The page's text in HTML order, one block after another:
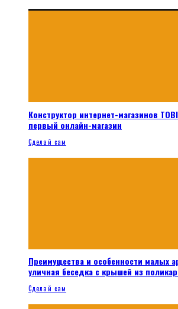
Конструктор интернет-магазинов
первый онлайн-магазин
Сделай сам
Преимущества и особенности малых
уличная беседка с крышей из
Сделай сам